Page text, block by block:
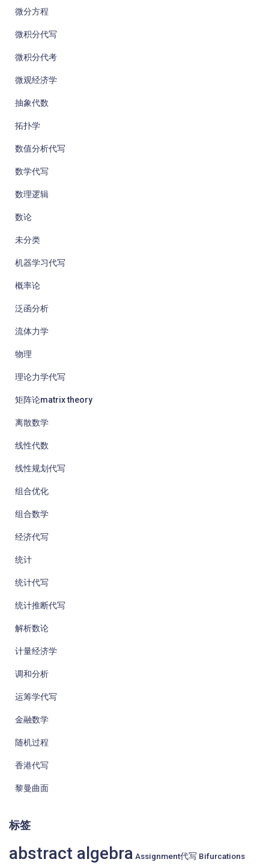
微分方程
微积分代写
微积分代考
微观经济学
抽象代数
拓扑学
数值分析代写
数学代写
数理逻辑
数论
未分类
机器学习代写
概率论
泛函分析
流体力学
物理
理论力学代写
矩阵论matrix theory
离散数学
线性代数
线性规划代写
组合优化
组合数学
经济代写
统计
统计代写
统计推断代写
解析数论
计量经济学
调和分析
运筹学代写
金融数学
随机过程
香港代写
黎曼曲面
标签
abstract algebra Assignment代写 Bifurcations